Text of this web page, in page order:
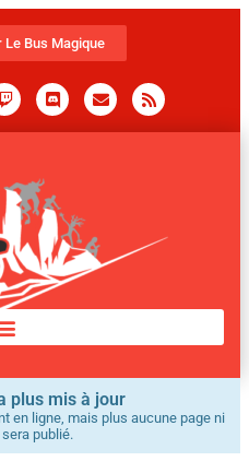
Le Bus Magique
plus mis à jour
en ligne, mais plus aucune page ni
publié.